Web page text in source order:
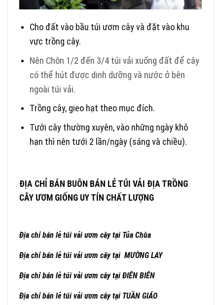
Cho đất vào bầu túi ươm cây và đặt vào khu
vực trồng cây.
Nên Chôn 1/2 đến 3/4 túi vải xuống đất để cây
có thể hút được dinh dưỡng và nước ở bên
ngoài túi vải.
Trồng cây, gieo hạt theo mục đích.
Tưới cây thường xuyên, vào những ngày khô
hạn thì nên tưới 2 lần/ngày (sáng và chiều).
ĐỊA CHỈ BÁN BUÔN BÁN LẺ TÚI VẢI ĐỊA TRỒNG
CÂY ƯƠM GIỐNG UY TÍN CHẤT LƯỢNG
Địa chỉ bán lẻ túi vải ươm cây tại Tủa Chùa
Địa chỉ bán lẻ túi vải ươm cây tại MƯỜNG LAY
Địa chỉ bán lẻ túi vải ươm cây tại ĐIÊN BIÊN
Địa chỉ bán lẻ túi vải ươm cây tại TUẦN GIÁO